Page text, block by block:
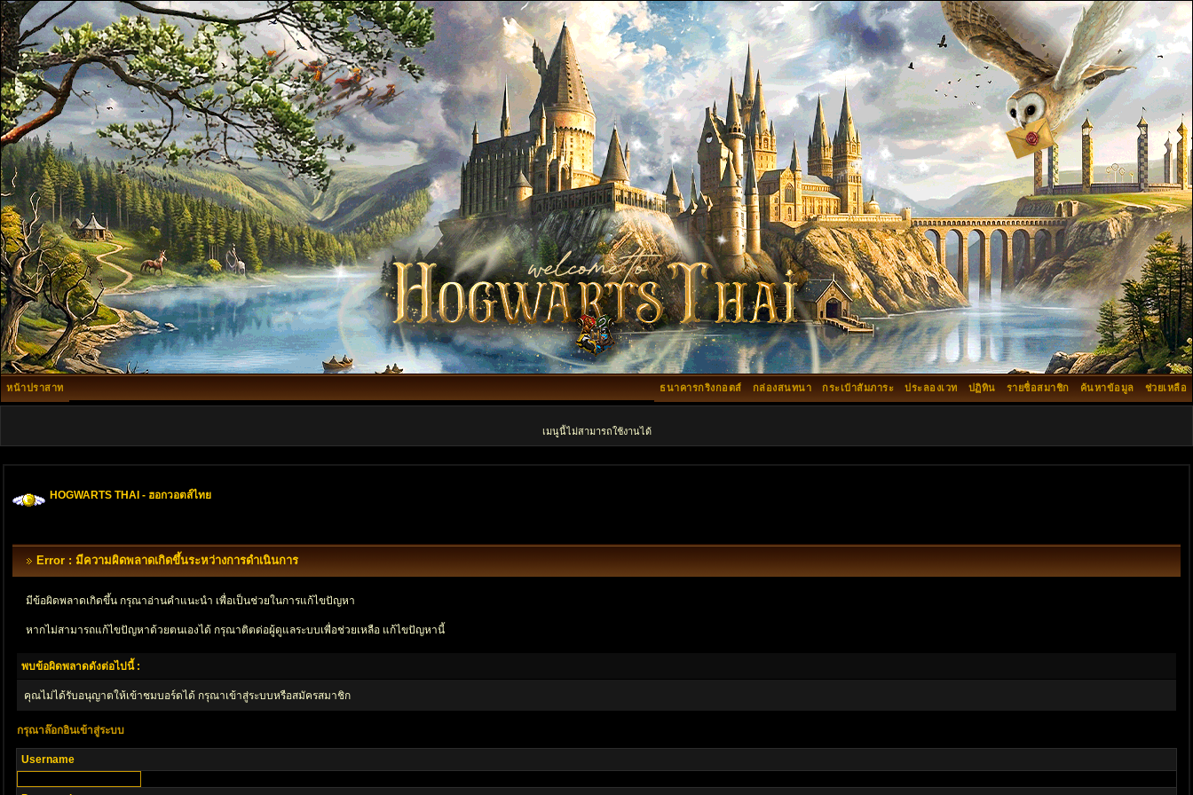
หน้าปราสาท ช่วยเหลือ
ค้นหาข้อมูล
รายชื่อสมาชิก
ปฏิทิน
ประลองเวท
กระเป๋าสัมภาระ
กล่องสนทนา
ธนาคารกริงกอตส์
เมนูนี้ไม่สามารถใช้งานได้
HOGWARTS THAI - ฮอกวอตส์ไทย
Error : มีความผิดพลาดเกิดขึ้นระหว่างการดำเนินการ
มีข้อผิดพลาดเกิดขึ้น กรุณาอ่านคำแนะนำ เพื่อเป็นช่วยในการแก้ไขปัญหา
หากไม่สามารถแก้ไขปัญหาด้วยตนเองได้ กรุณาติตด่อผู้ดูแลระบบเพื่อช่วยเหลือ แก้ไขปัญหานี้
พบข้อผิดพลาดดังต่อไปนี้ :
คุณไม่ได้รับอนุญาตให้เข้าชมบอร์ดได้ กรุณาเข้าสู่ระบบหรือสมัครสมาชิก
กรุณาล๊อกอินเข้าสู่ระบบ
Username